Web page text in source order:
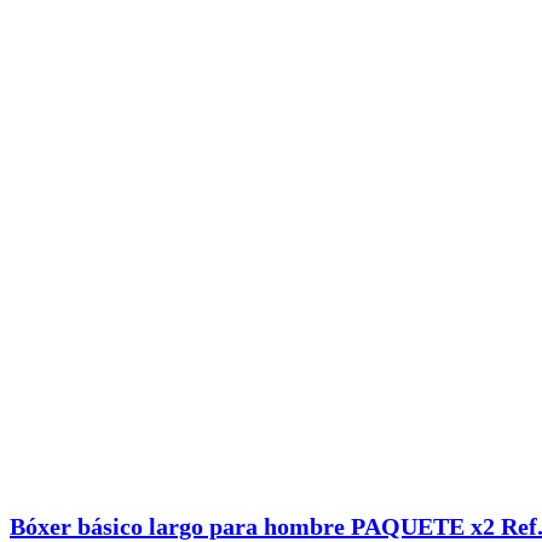
Bóxer básico largo para hombre PAQUETE x2